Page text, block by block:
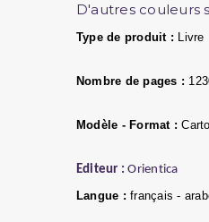
D'autres couleurs
Type de produit : Livre
Nombre de pages :
Modèle - Format :
Editeur : Orientica
Langue : français -